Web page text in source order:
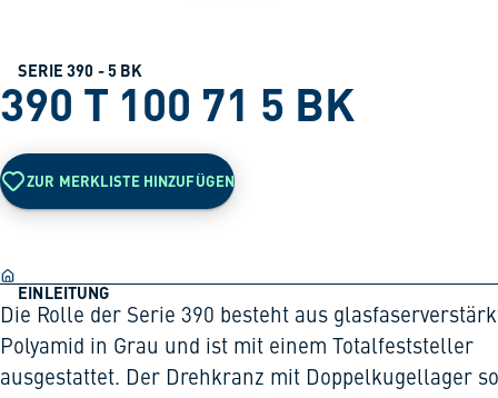
SERIE 390 - 5 BK
390 T 100 71 5 BK
ZUR MERKLISTE HINZUFÜGEN
EINLEITUNG
Die Rolle der Serie 390 besteht aus
Polyamid in Grau und ist mit einem Totalfeststeller
ausgestattet. Der Drehkranz mit Doppelkugellager